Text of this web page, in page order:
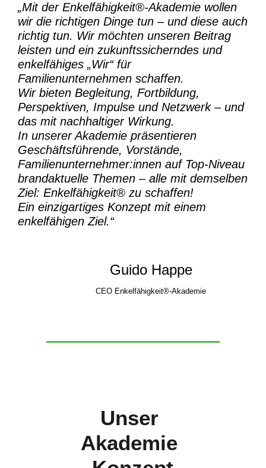
„Mit der Enkelfähigkeit®-Akademiewollen
wir die richtigen Dinge tun – und diese auch
richtig tun. Wir möchten unseren Beitrag
leisten und ein zukunftssicherndes und
enkelfähiges „Wir“ für
Familienunternehmen schaffen.
Wir bieten Begleitung, Fortbildung,
Perspektiven, Impulse und Netzwerk – und
das mit nachhaltiger Wirkung.
In unserer Akademie präsentieren
Geschäftsführende, Vorstände,
Familienunternehmer:innen auf Top-Niveau
brandaktuelle Themen – alle mit demselben
Ziel: Enkelfähigkeit® zu schaffen!
Ein einzigartiges Konzept mit einem
enkelfähigen Ziel.“
Guido Happe
CEO Enkelfähigkeit®-Akademie
Unser
Akademie